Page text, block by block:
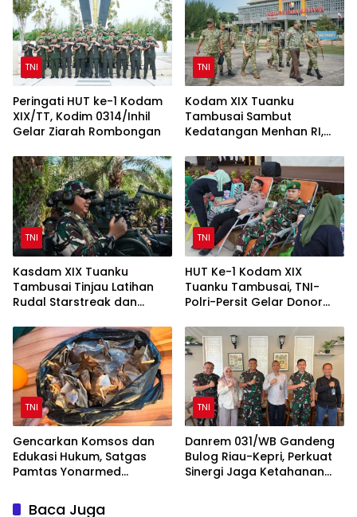
TNI
Peringati HUT ke-1 Kodam
XIX/TT, Kodim 0314/Inhil
Gelar Ziarah Rombongan
TNI
Kodam XIX Tuanku
Tambusai Sambut
Kedatangan Menhan RI,
di Bengkalis dan Kampar
TNI
Kasdam XIX Tuanku
Tambusai Tinjau Latihan
Rudal Starstreak dan
TNI
HUT Ke-1 Kodam XIX
Tuanku Tambusai, TNI-
Polri-Persit Gelar Donor
TNI
Gencarkan Komsos dan
Edukasi Hukum, Satgas
Pamtas Yonarmed
Penyerahan Sukarela ±1 Kg
TNI
Danrem 031/WB Gandeng
Bulog Riau-Kepri, Perkuat
Sinergi Jaga Ketahanan
Baca Juga